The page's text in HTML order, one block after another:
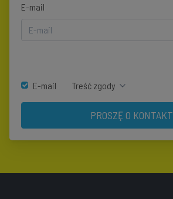
E-mail
E-mail Treść zgody
PROSZĘ O KONTAKT